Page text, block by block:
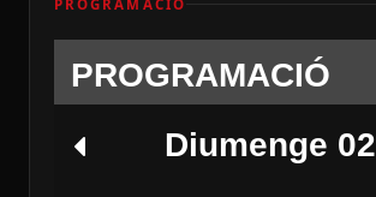
PROGRAMACIÓ
PROGRAMACIÓ
Diumenge 02